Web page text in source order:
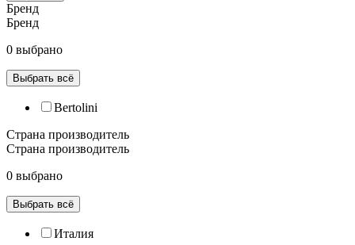
Бренд
Бренд
0 выбрано
Выбрать всё
Bertolini
Страна производитель
Страна производитель
0 выбрано
Выбрать всё
Италия